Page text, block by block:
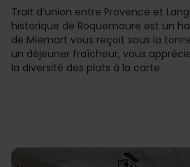
Trait d’union entre Provence et
historique de Roquemaure est un
de Miemart vous reçoit sous la
un déjeuner fraîcheur, vous
la diversité des plats à la carte.